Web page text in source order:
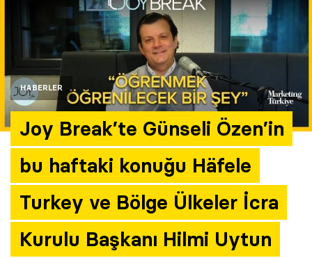
HABERLER
Joy Break’te Günseli Özen’in
bu haftaki konuğu Häfele
Turkey ve Bölge Ülkeler İcra
Kurulu Başkanı Hilmi Uytun
Araştırma